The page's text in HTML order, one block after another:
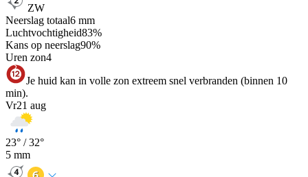
ZW
Neerslag totaal6 mm
Luchtvochtigheid83%
Kans op neerslag90%
Uren zon4
Je huid kan in volle zon extreem snel verbranden (binnen 10
min).
Vr21 aug
23° /32°
5 mm